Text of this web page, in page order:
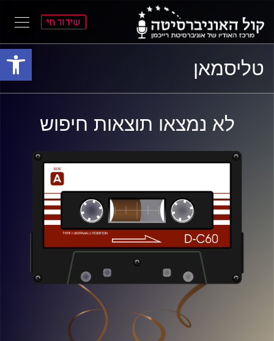
פתח
התפריט
הראשי
התוכן
הראשי
שידור חי
טליסמאן
לא נמצאו תוצאות חיפוש